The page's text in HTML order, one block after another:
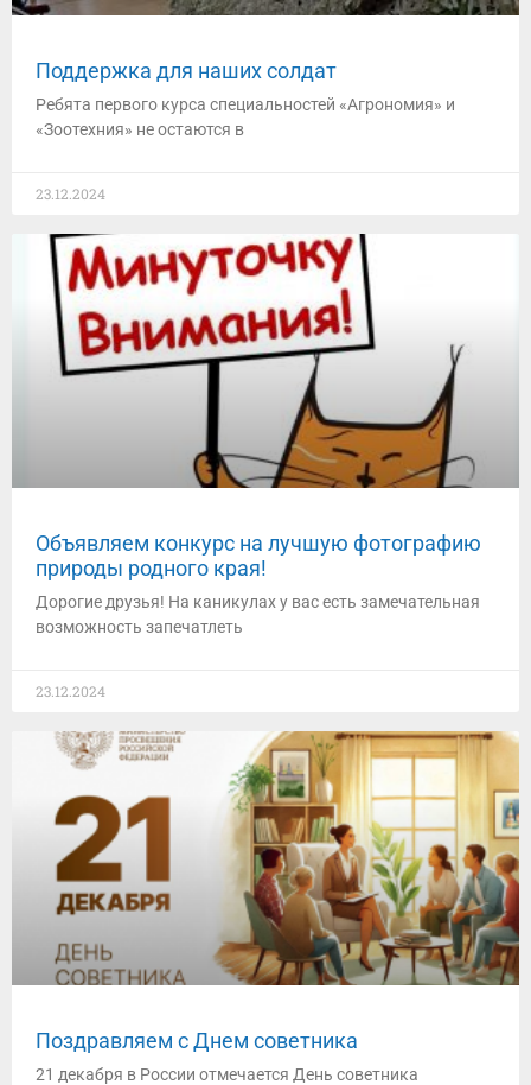
Поддержка для наших солдат
Ребята первого курса специальностей «Агрономия» и
«Зоотехния» не остаются в
23.12.2024
Объявляем конкурс на лучшую фотографию
природы родного края!
Дорогие друзья! На каникулах у вас есть замечательная
возможность запечатлеть
23.12.2024
Поздравляем с Днем советника
21 декабря в России отмечается День советника